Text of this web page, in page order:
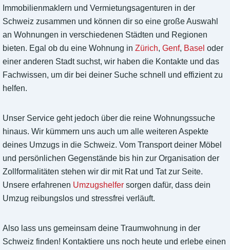
Immobilienmaklern und Vermietungsagenturen in der
Schweiz zusammen und können dir so eine große Auswahl
an Wohnungen in verschiedenen Städten und Regionen
bieten. Egal ob du eine Wohnung in Zürich, Genf, Basel oder
einer anderen Stadt suchst, wir haben die Kontakte und das
Fachwissen, um dir bei deiner Suche schnell und effizient zu
helfen.
Unser Service geht jedoch über die reine Wohnungssuche
hinaus. Wir kümmern uns auch um alle weiteren Aspekte
deines Umzugs in die Schweiz. Vom Transport deiner Möbel
und persönlichen Gegenstände bis hin zur Organisation der
Zollformalitäten stehen wir dir mit Rat und Tat zur Seite.
Unsere erfahrenen Umzugshelfer sorgen dafür, dass dein
Umzug reibungslos und stressfrei verläuft.
Also lass uns gemeinsam deine Traumwohnung in der
Schweiz finden! Kontaktiere uns noch heute und erlebe einen